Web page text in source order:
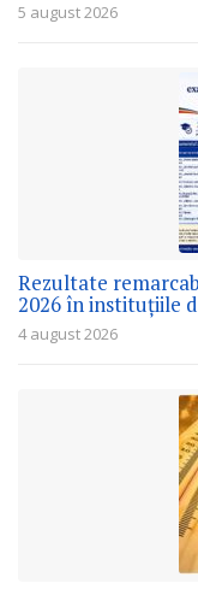
5 august 2026
Rezultate
2026 în instituțiile
4 august 2026